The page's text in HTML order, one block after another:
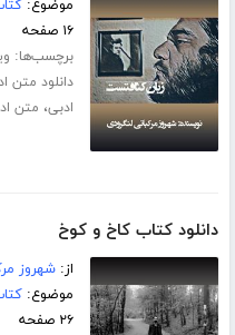
موضوع:
۱۶ صفحه
برچسب‌ها:
دانلود متن
ادبی، متن
دانلود کتاب کاخ و کوخ
از:شهروز
موضوع:
۲۶ صفحه